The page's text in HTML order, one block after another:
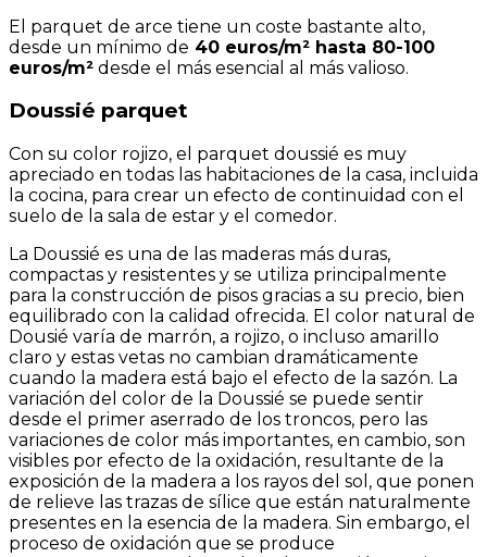
El parquet de arce tiene un coste bastante alto,
desde un mínimo de 40 euros/m² hasta 80-100
euros/m² desde el más esencial al más valioso.
Doussié parquet
Con su color rojizo, el parquet doussié es muy
apreciado en todas las habitaciones de la casa, incluida
la cocina, para crear un efecto de continuidad con el
suelo de la sala de estar y el comedor.
La Doussié es una de las maderas más duras,
compactas y resistentes y se utiliza principalmente
para la construcción de pisos gracias a su precio, bien
equilibrado con la calidad ofrecida. El color natural de
Dousié varía de marrón, a rojizo, o incluso amarillo
claro y estas vetas no cambian dramáticamente
cuando la madera está bajo el efecto de la sazón. La
variación del color de la Doussié se puede sentir
desde el primer aserrado de los troncos, pero las
variaciones de color más importantes, en cambio, son
visibles por efecto de la oxidación, resultante de la
exposición de la madera a los rayos del sol, que ponen
de relieve las trazas de sílice que están naturalmente
presentes en la esencia de la madera. Sin embargo, el
proceso de oxidación que se produce